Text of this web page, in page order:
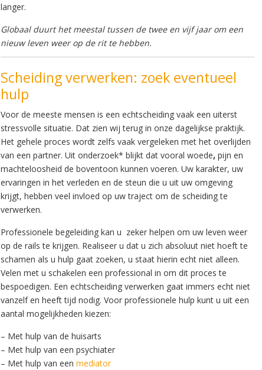
langer.
Globaal duurt het meestal tussen de twee en vijf jaar om een
nieuw leven weer op de rit te hebben.
Scheiding verwerken: zoek eventueel
hulp
Voor de meeste mensen is een echtscheiding vaak een uiterst
stressvolle situatie. Dat zien wij terug in onze dagelijkse praktijk.
Het gehele proces wordt zelfs vaak vergeleken met het overlijden
van een partner. Uit onderzoek* blijkt dat vooral woede, pijn en
machteloosheid de boventoon kunnen voeren. Uw karakter, uw
ervaringen in het verleden en de steun die u uit uw omgeving
krijgt, hebben veel invloed op uw traject om de scheiding te
verwerken.
Professionele begeleiding kan u zeker helpen om uw leven weer
op de rails te krijgen. Realiseer u dat u zich absoluut niet hoeft te
schamen als u hulp gaat zoeken, u staat hierin echt niet alleen.
Velen met u schakelen een professional in om dit proces te
bespoedigen. Een echtscheiding verwerken gaat immers echt niet
vanzelf en heeft tijd nodig. Voor professionele hulp kunt u uit een
aantal mogelijkheden kiezen:
– Met hulp van de huisarts
– Met hulp van een psychiater
– Met hulp van een mediator